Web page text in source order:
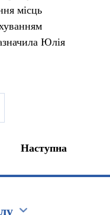
місць
Юлія
Наступна